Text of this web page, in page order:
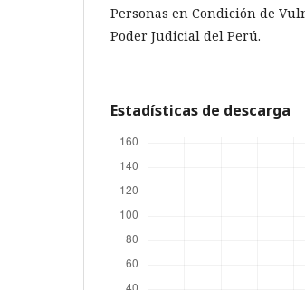
Personas en Condición de
Poder Judicial del Perú.
Estadísticas de descarga